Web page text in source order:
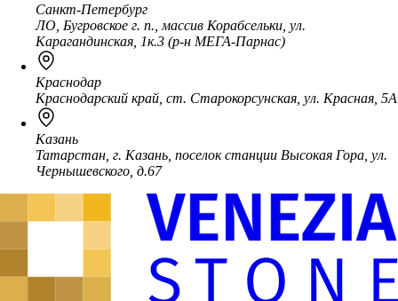
Санкт-Петербург
ЛО, Бугровское г. п., массив Корабсельки, ул.
Карагандинская, 1к.3 (р-н МЕГА-Парнас)
Краснодар
Краснодарский край, ст. Старокорсунская, ул. Красная, 5А
Казань
Татарстан, г. Казань, поселок станции Высокая Гора, ул.
Чернышевского, д.67